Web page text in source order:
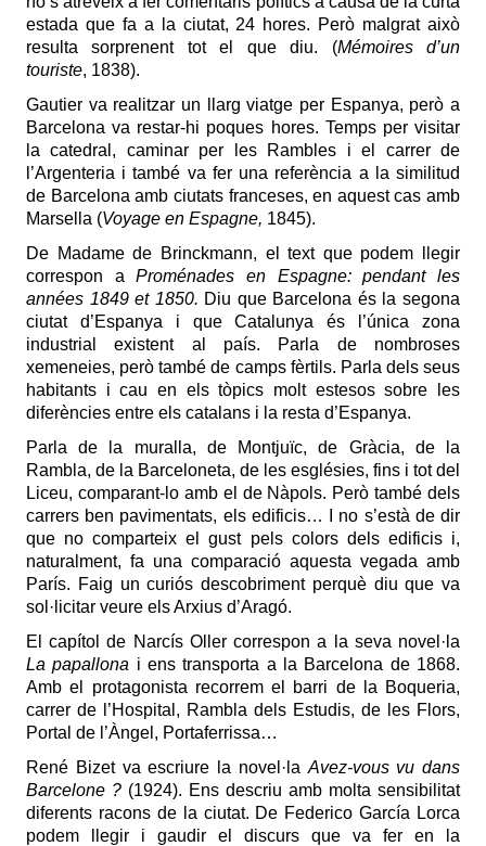
estada que fa a la ciutat, 24 hores. Però malgrat això
resulta sorprenent tot el que diu. (Mémoires d’un
touriste, 1838).
Gautier va realitzar un llarg viatge per Espanya, però a
Barcelona va restar-hi poques hores. Temps per visitar
la catedral, caminar per les Rambles i el carrer de
l’Argenteria i també va fer una referència a la similitud
de Barcelona amb ciutats franceses, en aquest cas amb
Marsella (Voyage en Espagne, 1845).
De Madame de Brinckmann, el text que podem llegir
correspon aProménades en Espagne: pendant les
années 1849 et 1850. Diu que Barcelona és la segona
ciutat d’Espanya i que Catalunya és l’única zona
industrial existent al país. Parla de nombroses
xemeneies, però també de camps fèrtils. Parla dels seus
habitants i cau en els tòpics molt estesos sobre les
diferències entre els catalans i la resta d’Espanya.
Parla de la muralla, de Montjuïc, de Gràcia, de la
Rambla, de la Barceloneta, de les esglésies, fins i tot del
Liceu, comparant-lo amb el de Nàpols. Però també dels
carrers ben pavimentats, els edificis… I no s’està de dir
que no comparteix el gust pels colors dels edificis i,
naturalment, fa una comparació aquesta vegada amb
París. Faig un curiós descobriment perquè diu que va
sol·licitar veure els Arxius d’Aragó.
El capítol de Narcís Oller correspon a la seva novel·la
La papallona i ens transporta a la Barcelona de 1868.
Amb el protagonista recorrem el barri de la Boqueria,
carrer de l’Hospital, Rambla dels Estudis, de les Flors,
Portal de l’Àngel, Portaferrissa…
René Bizet va escriure la novel·la Avez-vous vu dans
Barcelone ? (1924). Ens descriu amb molta sensibilitat
diferents racons de la ciutat. De Federico García Lorca
podem llegir i gaudir el discurs que va fer en la